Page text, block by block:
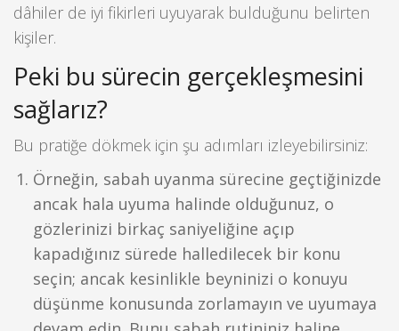
dâhiler de iyi fikirleri uyuyarak bulduğunu belirten
kişiler.
Peki bu sürecin gerçekleşmesini
sağlarız?
Bu pratiğe dökmek için şu adımları izleyebilirsiniz:
Örneğin, sabah uyanma sürecine geçtiğinizde
ancak hala uyuma halinde olduğunuz, o
gözlerinizi birkaç saniyeliğine açıp
kapadığınız sürede halledilecek bir konu
seçin; ancak kesinlikle beyninizi o konuyu
düşünme konusunda zorlamayın ve uyumaya